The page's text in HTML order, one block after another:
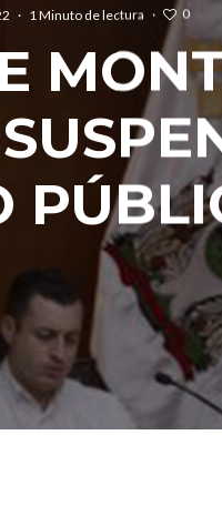
· 1 Minuto de lectura · 0